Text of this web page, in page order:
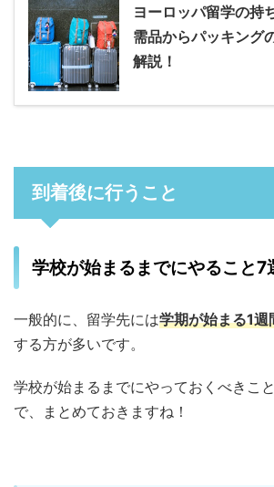
ヨーロッパ留学の持
需品からパッキング
解説！
到着後に行うこと
学校が始まるまでにやること7
一般的に、留学先には学期が始まる1
する方が多いです。
学校が始まるまでにやっておくべきこ
で、まとめておきますね！